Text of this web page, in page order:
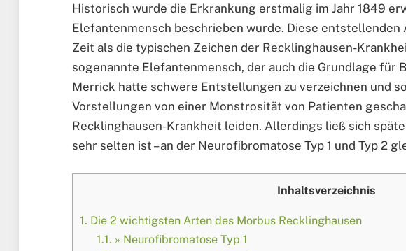
Historisch wurde die Erkrankung erstmalig im Jahr 1849
Elefantenmensch beschrieben wurde. Diese
Zeit als die typischen Zeichen der Recklinghausen-
sogenannte Elefantenmensch, der auch die Grundlage für
Merrick hatte schwere Entstellungen zu verzeichnen und
Vorstellungen von einer Monstrosität von Patienten
Recklinghausen-Krankheit leiden. Allerdings ließ sich
sehr selten ist – an der Neurofibromatose Typ 1 und Typ 2
Inhaltsverzeichnis
1. Die 2 wichtigsten Arten des Morbus Recklinghausen
1.1. » Neurofibromatose Typ 1